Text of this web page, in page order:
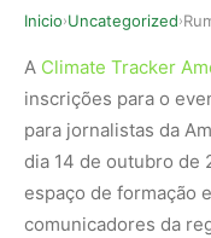
Inicio›Uncategorized›
A Climate Tracker
inscrições para o
para jornalistas da
dia 14 de outubro de
espaço de formação
comunicadores da